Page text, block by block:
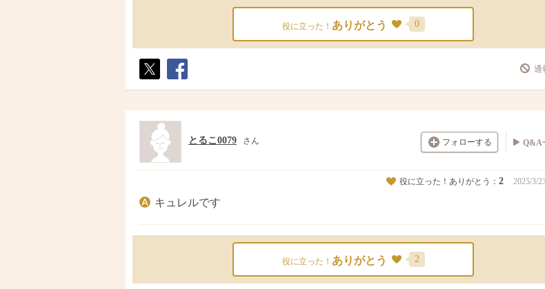
役に立った！ ありがとう 0
ト
ア
通
フォローする
とるこ0079 さん Q&A
役に立った！ありがとう： 2 2025/3/
キュレルです
役に立った！ ありがとう 2